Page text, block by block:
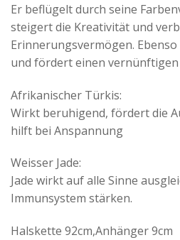
Er beflügelt durch seine
steigert die Kreativität und
Erinnerungsvermögen.
und fördert einen vernünftigen
Afrikanischer Türkis:
Wirkt beruhigend, fördert die
hilft bei Anspannung
Weisser Jade:
Jade wirkt auf alle Sinne
Immunsystem stärken.
Halskette 92cm,Anhänger 9cm